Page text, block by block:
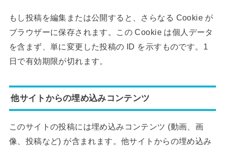
もし投稿を編集または公開すると、さらなる Cookie が
ブラウザーに保存されます。この Cookie は個人データ
を含まず、単に変更した投稿の ID を示すものです。1
日で有効期限が切れます。
他サイトからの埋め込みコンテンツ
このサイトの投稿には埋め込みコンテンツ (動画、画
像、投稿など) が含まれます。他サイトからの埋め込み